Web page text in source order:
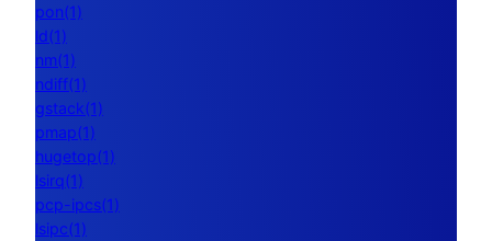
pon(1)
ld(1)
nm(1)
ndiff(1)
gstack(1)
pmap(1)
hugetop(1)
lsirq(1)
pcp-ipcs(1)
lsipc(1)